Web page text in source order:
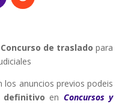
Concurso de traslado para
los anuncios previos podeis
definitivo en Concursos y